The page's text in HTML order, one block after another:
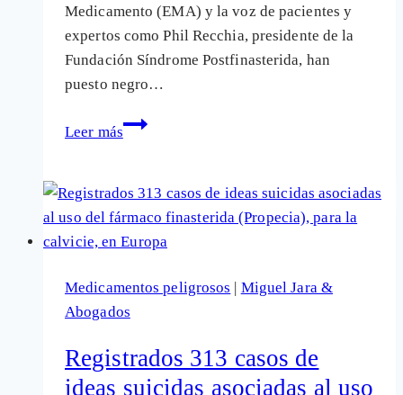
Medicamento (EMA) y la voz de pacientes y
expertos como Phil Recchia, presidente de la
Fundación Síndrome Postfinasterida, han
puesto negro…
Leer más
Finasterida
tremendos
sobre
este
“crecepelo”
que
al
suicidio
Medicamentos peligrosos | Miguel Jara &
Abogados
Registrados 313 casos de
ideas suicidas asociadas al uso